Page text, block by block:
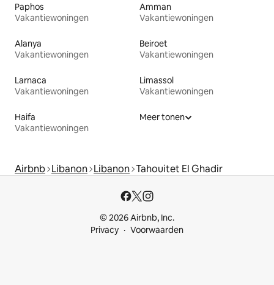
Paphos
Vakantiewoningen
Amman
Vakantiewoningen
Alanya
Vakantiewoningen
Beiroet
Vakantiewoningen
Larnaca
Vakantiewoningen
Limassol
Vakantiewoningen
Haifa
Vakantiewoningen
Meer tonen
Airbnb Libanon Libanon Tahouitet El Ghadir
© 2026 Airbnb, Inc.
Privacy
Voorwaarden